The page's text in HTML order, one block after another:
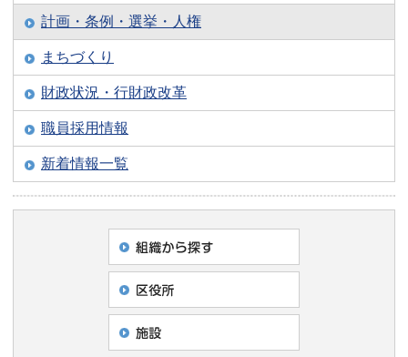
計画・条例・選挙・人権
まちづくり
財政状況・行財政改革
職員採用情報
新着情報一覧